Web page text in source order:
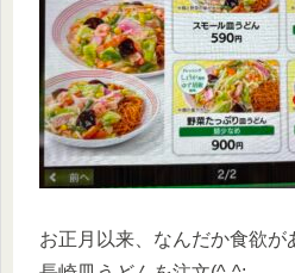
お正月以来、なんだか食欲が